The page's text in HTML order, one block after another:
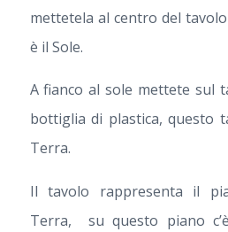
mettetela al centro del
è il Sole.
A fianco al sole mettete sul
bottiglia di plastica, questo
Terra.
Il tavolo rappresenta il
Terra, su questo piano